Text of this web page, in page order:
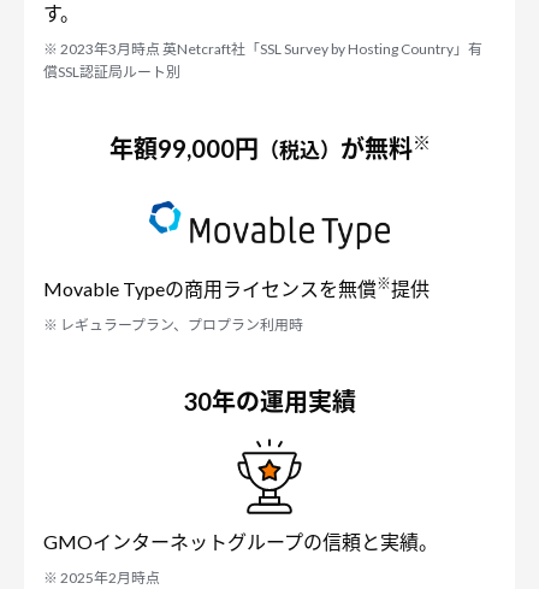
す。
※ 2023年3月時点 英Netcraft社「SSL Survey by Hosting Country」有
償SSL認証局ルート別
年額99,000円 （税込） が無料※
Movable Typeの商用ライセンスを無償※提供
※ レギュラープラン、プロプラン利用時
30年の運用実績
GMOインターネットグループの信頼と実績。
※ 2025年2月時点